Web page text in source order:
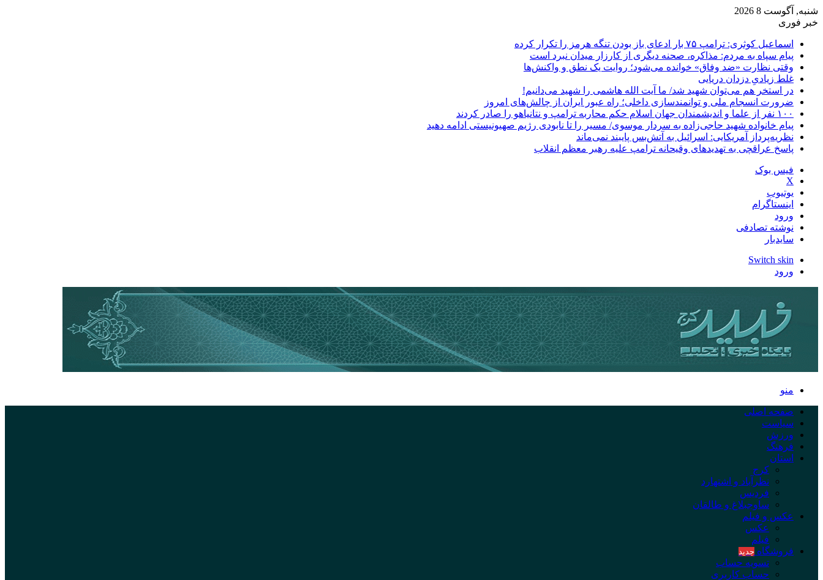
شنبه, آگوست 8 2026
خبر فوری
اسماعیل کوثری: ترامپ ۷۵ بار ادعای باز بودن تنگه هرمز را تکرار کرده
پیام سپاه به مردم: مذاکره، صحنه دیگری از کارزار میدان نبرد است
وقتی نظارت «ضد وفاق» خوانده می‌شود؛ روایت یک نطق و واکنش‌ها
غلط زیادیِ دزدان دریایی
در استخر هم می‌توان شهید شد/ ما آیت الله هاشمی را شهید می‌دانیم!
ضرورت انسجام ملی و توانمندسازی داخلی؛ راه عبور ایران از چالش‌های امروز
۱۰۰ نفر از علما و اندیشمندان جهان اسلام حکم محاربه ترامپ و نتانیاهو را صادر کردند
پیام خانواده شهید حاجی‌زاده به سردار موسوی/ مسیر را تا نابودی رژیم صهیونیستی ادامه دهید
نظریه‌پرداز آمریکایی: اسرائیل به آتش‌بس پایبند نمی‌ماند
پاسخ عراقچی به تهدیدهای وقیحانه ترامپ علیه رهبر معظم انقلاب
فیس بوک
X
یوتیوب
اینستاگرام
ورود
نوشته تصادفی
سایدبار
Switch skin
ورود
منو
صفحه اصلی
سیاست
ورزش
فرهنگ
استان
کرج
نظرآباد و اشتهارد
فردیس
ساوجبلاغ و طالقان
عکس و فیلم
عکس
فیلم
فروشگاه جدید
تسویه حساب
حساب کاربری